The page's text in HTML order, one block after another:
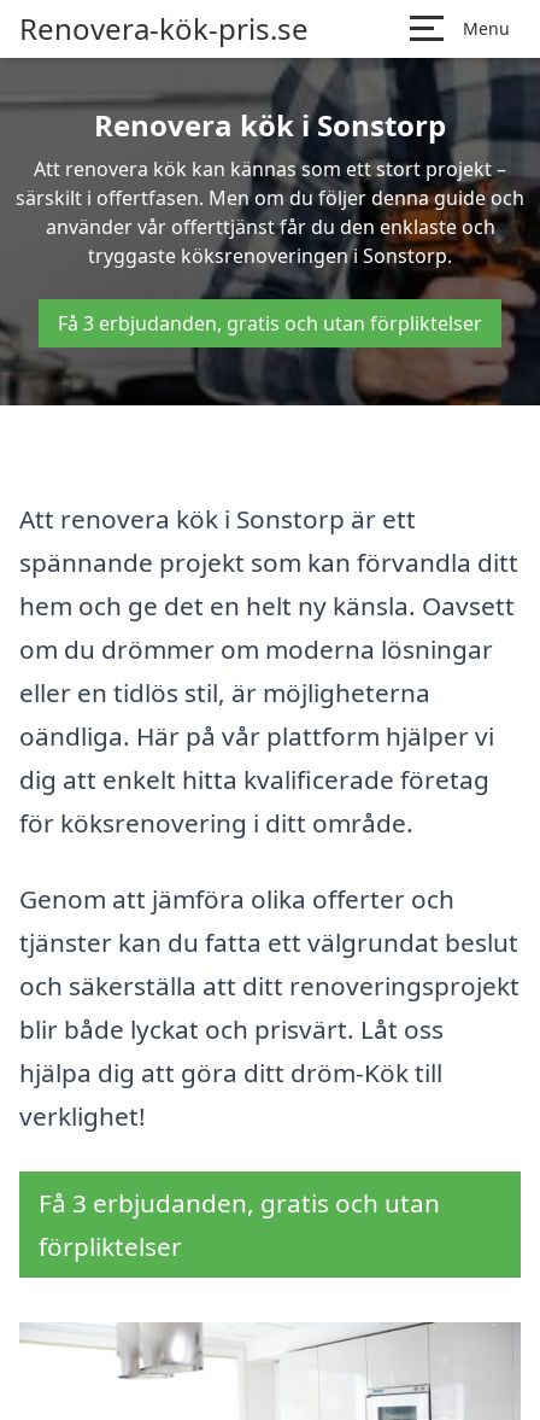
Renovera-kök-pris.se Menu
Renovera kök i Sonstorp
Att renovera kök kan kännas som ett stort projekt –
särskilt i offertfasen. Men om du följer denna guide och
använder vår offerttjänst får du den enklaste och
tryggaste köksrenoveringen i Sonstorp.
Få 3 erbjudanden, gratis och utan förpliktelser
Att renovera kök i Sonstorp är ett
spännande projekt som kan förvandla ditt
hem och ge det en helt ny känsla. Oavsett
om du drömmer om moderna lösningar
eller en tidlös stil, är möjligheterna
oändliga. Här på vår plattform hjälper vi
dig att enkelt hitta kvalificerade företag
för köksrenovering i ditt område.
Genom att jämföra olika offerter och
tjänster kan du fatta ett välgrundat beslut
och säkerställa att ditt renoveringsprojekt
blir både lyckat och prisvärt. Låt oss
hjälpa dig att göra ditt dröm-Kök till
verklighet!
Få 3 erbjudanden, gratis och utan
förpliktelser